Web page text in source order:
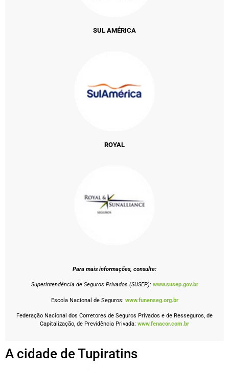
SUL AMÉRICA
ROYAL
Para mais informações, consulte:
Superintendência de Seguros Privados (SUSEP): www.susep.gov.br
Escola Nacional de Seguros: www.funenseg.org.br
Federação Nacional dos Corretores de Seguros Privados e de Resseguros, de
Capitalização, de Previdência Privada: www.fenacor.com.br
A cidade de Tupiratins